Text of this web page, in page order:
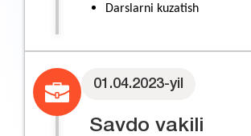
Darslarni kuzatish
01.04.2023-yil
Savdo vakili